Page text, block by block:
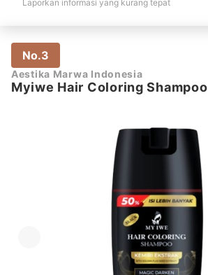
Laporkan informasi yang kurang tepat
No.3
Aestika Marwa Indonesia
Myiwe Hair Coloring Shampoo